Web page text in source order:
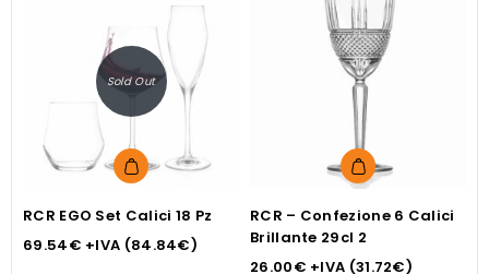
Sold Out
RCR EGO Set Calici 18 Pz
69.54€ +IVA (84.84€)
RCR – Confezione 6 Calici
Brillante 29cl 2
26.00€ +IVA (31.72€)